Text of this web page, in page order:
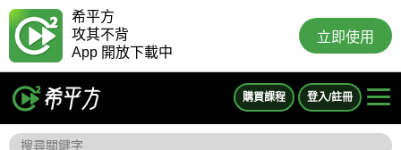
希平方
攻其不背
App 開放下載中
立即使用
購買課程 登入/註冊